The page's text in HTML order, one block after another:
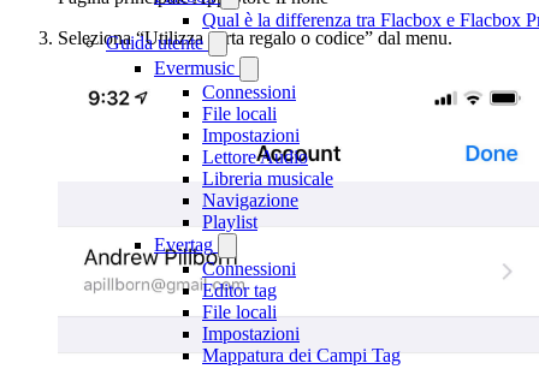
Qual è la differenza tra Flacbox e Flacbox
Guida utente
Evermusic
Connessioni
File locali
Impostazioni
Lettore Audio
Libreria musicale
Navigazione
Playlist
Evertag
Connessioni
Editor tag
File locali
Impostazioni
Mappatura dei Campi Tag
Seleziona “Utilizza carta regalo o codice” dal menu.